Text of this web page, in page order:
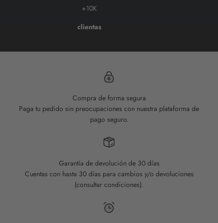
+10K
clientas
Compra de forma segura
Paga tu pedido sin preocupaciones con nuestra plataforma de
pago seguro.
Garantía de devolución de 30 días
Cuentas con hasta 30 días para cambios y/o devoluciones
(consultar condiciones).